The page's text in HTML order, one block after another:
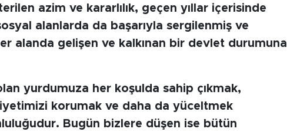
azim ve kararlılık, geçen yıllar içerisinde
alanlarda da başarıyla sergilenmiş ve
alanda gelişen ve kalkınan bir devlet durumuna
yurdumuza her koşulda sahip çıkmak,
korumak ve daha da yüceltmek
Bugün bizlere düşen ise bütün